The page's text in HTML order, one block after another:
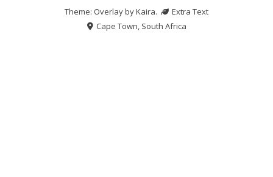
Theme: Overlay byKaira.
Extra Text
Cape Town, South Africa